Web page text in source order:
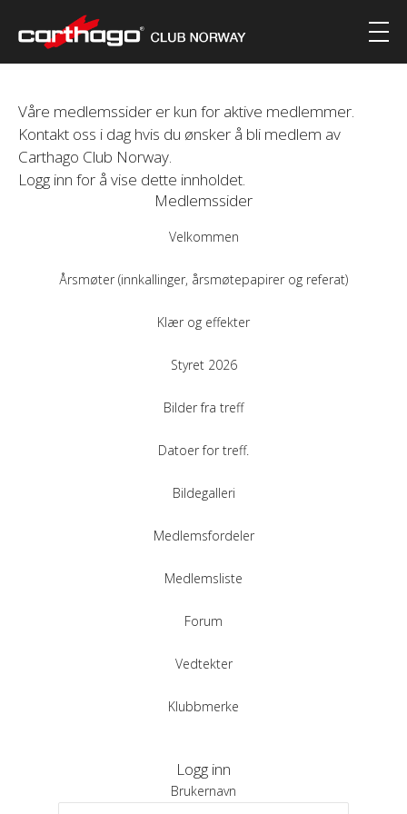
Våre medlemssider er kun for aktive medlemmer.
Kontakt oss i dag hvis du ønsker å bli medlem av
Carthago Club Norway.
Logg inn for å vise dette innholdet.
Medlemssider
Velkommen
Årsmøter (innkallinger, årsmøtepapirer og referat)
Klær og effekter
Styret 2026
Bilder fra treff
Datoer for treff.
Bildegalleri
Medlemsfordeler
Medlemsliste
Forum
Vedtekter
Klubbmerke
Logg inn
Brukernavn